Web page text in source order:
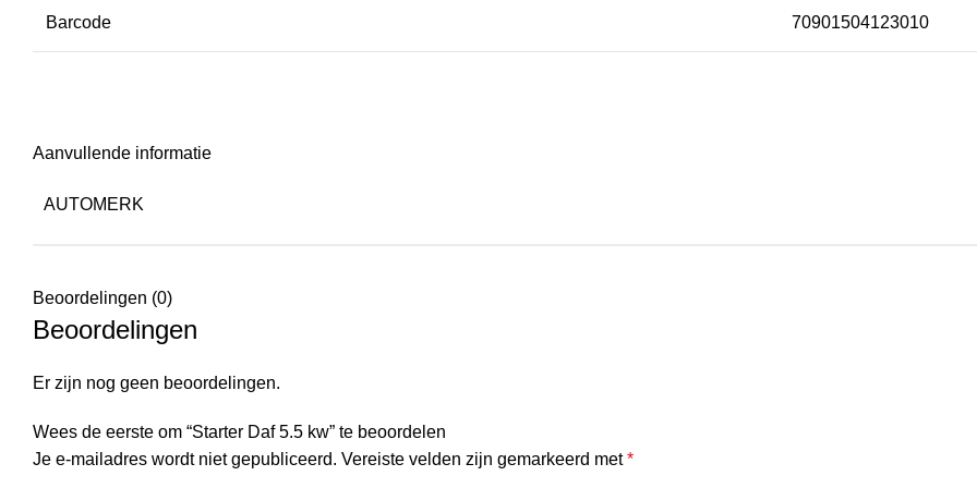
Barcode 70901504123010
Aanvullende informatie
AUTOMERK
Beoordelingen (0)
Beoordelingen
Er zijn nog geen beoordelingen.
Wees de eerste om “Starter Daf 5.5 kw” te beoordelen
Je e-mailadres wordt niet gepubliceerd. Vereiste velden zijn gemarkeerd met*